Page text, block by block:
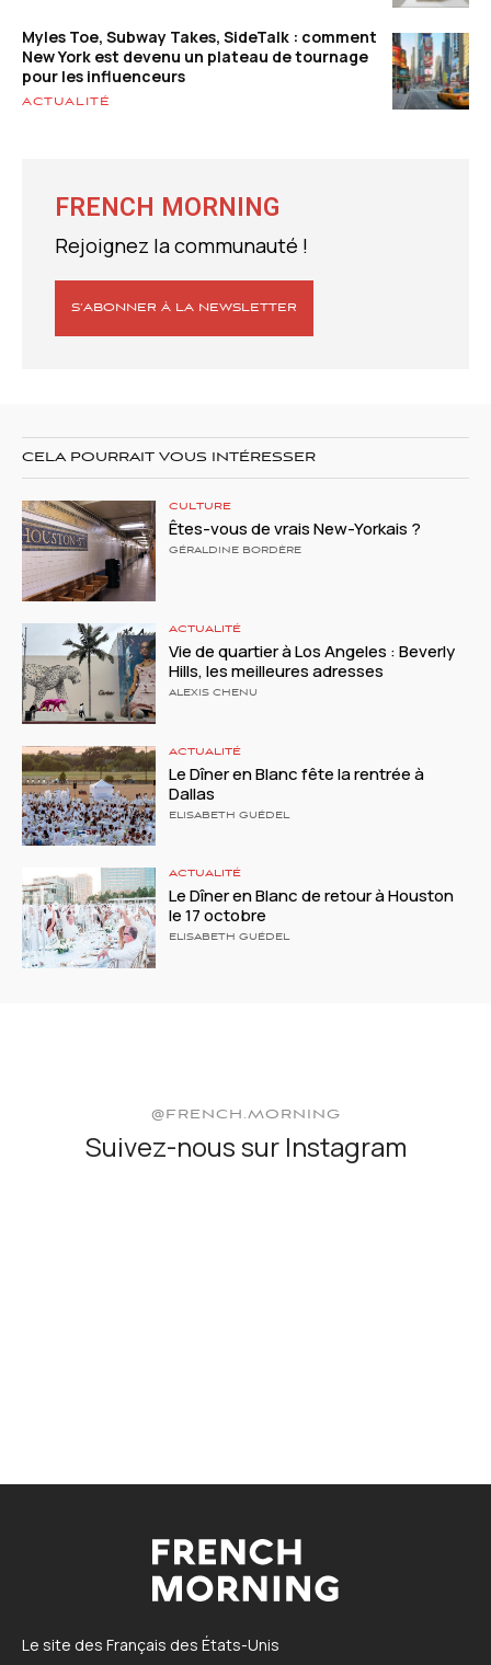
Myles Toe, Subway Takes, SideTalk : comment
New York est devenu un plateau de tournage
pour les influenceurs
ACTUALITÉ
FRENCH MORNING
Rejoignez la communauté !
S’ABONNER À LA NEWSLETTER
CELA POURRAIT VOUS INTÉRESSER
CULTURE
Êtes-vous de vrais New-Yorkais ?
GÉRALDINE BORDÈRE
ACTUALITÉ
Vie de quartier à Los Angeles : Beverly
Hills, les meilleures adresses
ALEXIS CHENU
ACTUALITÉ
Le Dîner en Blanc fête la rentrée à
Dallas
ELISABETH GUÉDEL
ACTUALITÉ
Le Dîner en Blanc de retour à Houston
le 17 octobre
ELISABETH GUÉDEL
@FRENCH.MORNING
Suivez-nous sur Instagram
Le site des Français des États-Unis